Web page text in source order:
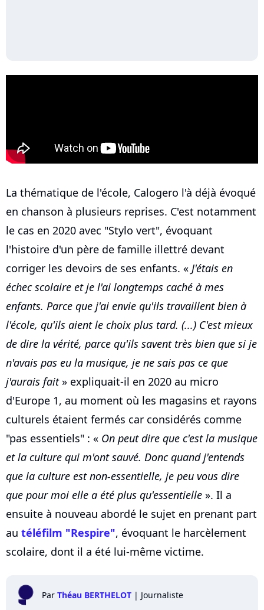
La thématique de l'école, Calogero l'à déjà évoqué
en chanson à plusieurs reprises. C'est notamment
le cas en 2020 avec "Stylo vert", évoquant
l'histoire d'un père de famille illettré devant
corriger les devoirs de ses enfants. « J'étais en
échec scolaire et je l'ai longtemps caché à mes
enfants. Parce que j'ai envie qu'ils travaillent bien à
l'école, qu'ils aient le choix plus tard. (...) C'est mieux
de dire la vérité, parce qu'ils savent très bien que si je
n'avais pas eu la musique, je ne sais pas ce que
j'aurais fait» expliquait-il en 2020 au micro
d'Europe 1, au moment où les magasins et rayons
culturels étaient fermés car considérés comme
"pas essentiels" : « On peut dire que c'est la musique
et la culture qui m'ont sauvé. Donc quand j'entends
que la culture est non-essentielle, je peu vous dire
que pour moi elle a été plus qu'essentielle ». Il a
ensuite à nouveau abordé le sujet en prenant part
au téléfilm "Respire", évoquant le harcèlement
scolaire, dont il a été lui-même victime.
Par Théau BERTHELOT | Journaliste